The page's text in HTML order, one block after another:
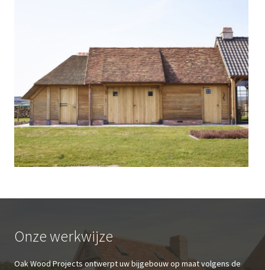
Onze werkwijze
Oak Wood Projects ontwerpt uw bijgebouw op maat volgens de